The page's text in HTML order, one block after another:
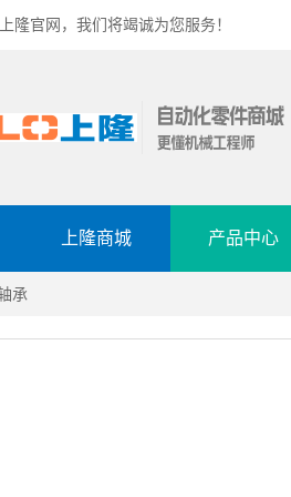
隆官网，我们将竭诚为您服务！
上隆商城 产品中心
承